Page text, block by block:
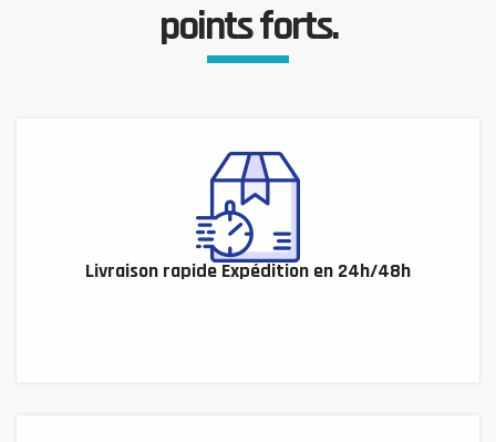
points forts.
Livraison rapide Expédition en 24h/48h